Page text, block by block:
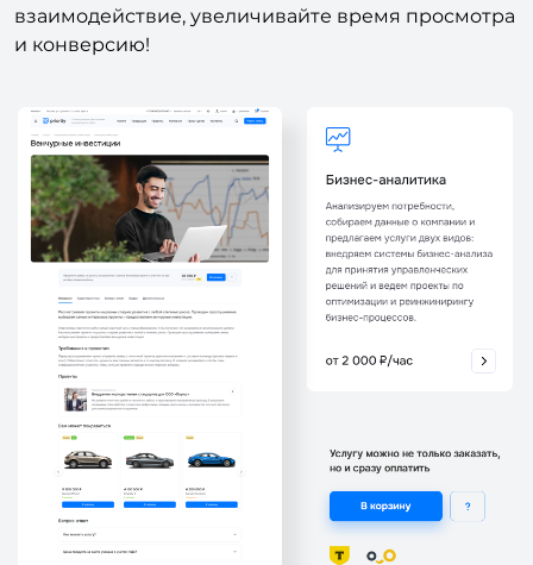
взаимодействие, увеличивайте время просмотра
и конверсию!